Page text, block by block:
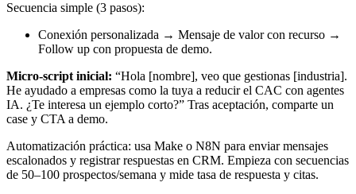
Secuencia simple (3 pasos):
Conexión personalizada → Mensaje de valor con recurso →
Follow up con propuesta de demo.
Micro‑script inicial: “Hola [nombre], veo que gestionas [industria].
He ayudado a empresas como la tuya a reducir el CAC con agentes
IA. ¿Te interesa un ejemplo corto?” Tras aceptación, comparte un
case y CTA a demo.
Automatización práctica: usa Make o N8N para enviar mensajes
escalonados y registrar respuestas en CRM. Empieza con secuencias
de 50–100 prospectos/semana y mide tasa de respuesta y citas.